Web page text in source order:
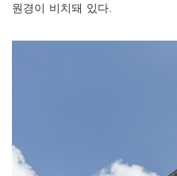
원경이 비치돼 있다.